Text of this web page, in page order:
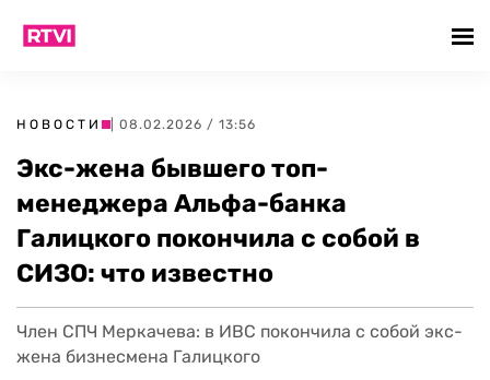
НОВОСТИ | 08.02.2026 / 13:56
Экс-жена бывшего топ-
менеджера Альфа-банка
Галицкого покончила с собой в
СИЗО: что известно
Член СПЧ Меркачева: в ИВС покончила с собой экс-
жена бизнесмена Галицкого